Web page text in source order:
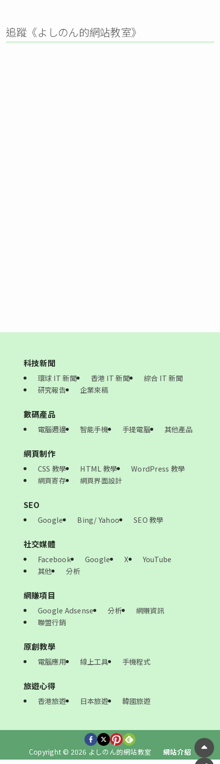
追蹤《よしのん的網站教室》
科技新聞
環球 IT 新聞 香港 IT 新聞
綜合 IT 新聞
研究報告
企業來稿
數碼產品
電腦週邊 智能手機 手提電腦 其他產品
網頁制作
CSS 教學 HTML 教學
WordPress 教學
網頁寄存
網頁界面設計
SEO
Google Bing/ Yahoo SEO 教學
社交媒體
Facebook Google X
YouTube
其他
分析
網賺項目
Google Adsense 分析
網賺資訊
聯盟行銷
原創教學
電腦應用 線上工具 手機程式
旅遊心得
香港旅遊 日本旅遊 韓國旅遊
Copyright © 2026 よしのん的網站教室 網站介紹